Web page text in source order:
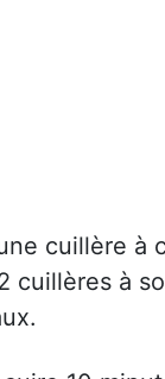
cuillère à
cuillères à